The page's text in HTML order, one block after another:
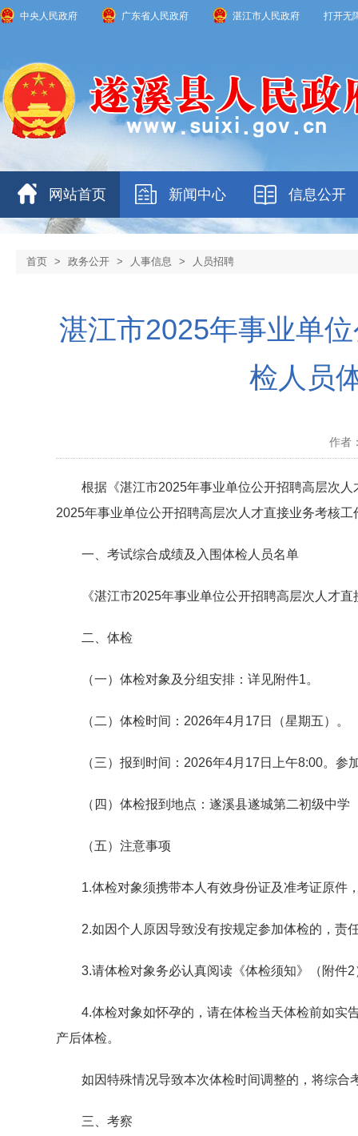
中央人民政府 广东省人民政府 湛江市人民政府 打开无
网站首页 新闻中心 信息公开
首页 > 政务公开 > 人事信息 > 人员招聘
湛江市2025年事业单
检人员
作者
根据《湛江市2025年事业单位公开招聘高层次人
2025年事业单位公开招聘高层次人才直接业务考核
一、考试综合成绩及入围体检人员名单
《湛江市2025年事业单位公开招聘高层次人才直
二、体检
（一）体检对象及分组安排：详见附件1。
（二）体检时间：2026年4月17日（星期五）。
（三）报到时间：2026年4月17日上午8:00。参
（四）体检报到地点：遂溪县遂城第二初级中学
（五）注意事项
1.体检对象须携带本人有效身份证及准考证原件，
2.如因个人原因导致没有按规定参加体检的，责
3.请体检对象务必认真阅读《体检须知》（附件2
4.体检对象如怀孕的，请在体检当天体检前如实告
产后体检。
如因特殊情况导致本次体检时间调整的，将综合
三、考察